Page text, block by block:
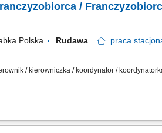
/
Polska Rudawa praca
/ kierowniczka / koordynator /
zadania: Prowadzenie własnej